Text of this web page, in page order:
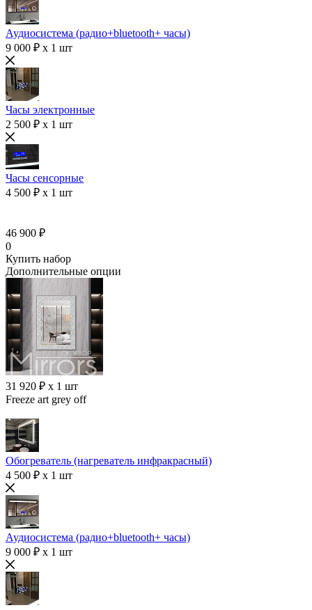
Аудиосистема (радио+bluetooth+ часы)
9 000 ₽ x 1 шт
Часы электронные
2 500 ₽ x 1 шт
Часы сенсорные
4 500 ₽ x 1 шт
46 900 ₽
0
Купить набор
Дополнительные опции
31 920 ₽ x 1 шт
Freeze art grey off
Обогреватель (нагреватель инфракрасный)
4 500 ₽ x 1 шт
Аудиосистема (радио+bluetooth+ часы)
9 000 ₽ x 1 шт